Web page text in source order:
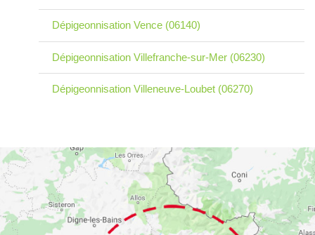
Dépigeonnisation Vence (06140)
Dépigeonnisation Villefranche-sur-Mer (06230)
Dépigeonnisation Villeneuve-Loubet (06270)